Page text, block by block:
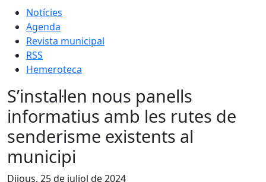
Notícies
Agenda
Revista municipal
RSS
Hemeroteca
S’instal·len nous panells
informatius amb les rutes de
senderisme existents al
municipi
Dijous, 25 de juliol de 2024